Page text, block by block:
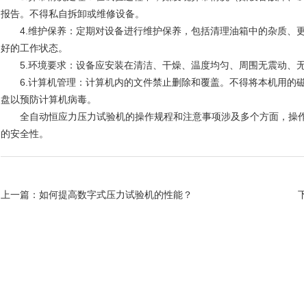
报告。不得私自拆卸或维修设备。
4.维护保养：定期对设备进行维护保养，包括清理油箱中的杂质、
好的工作状态。
5.环境要求：设备应安装在清洁、干燥、温度均匀、周围无震动、无
6.计算机管理：计算机内的文件禁止删除和覆盖。不得将本机用的
盘以预防计算机病毒。
全自动恒应力压力试验机的操作规程和注意事项涉及多个方面，操
的安全性。
上一篇： 如何提高数字式压力试验机的性能？